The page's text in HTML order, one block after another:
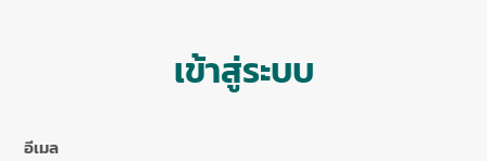
เข้าสู่ระบบ
อีเมล